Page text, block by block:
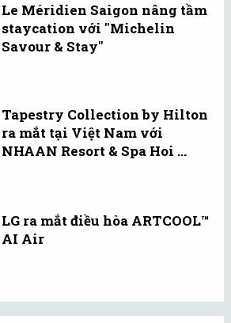
Le Méridien Saigon nâng tầm
staycation với "Michelin
Savour & Stay"
Tapestry Collection by Hilton
ra mắt tại Việt Nam với
NHAAN Resort & Spa Hoi ...
LG ra mắt điều hòa ARTCOOL™
AI Air